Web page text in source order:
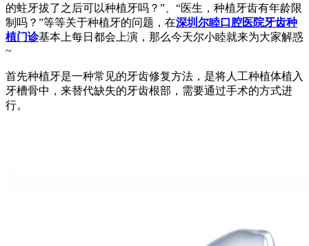
的蛀牙拔了之后可以种植牙吗？”、“医生，种植牙齿有年龄限
制吗？”等等关于种植牙的问题，在深圳尔睦口腔医院牙齿种
植门诊基本上每日都会上演，那么今天尔小睦就来为大家解惑
~
首先种植牙是一种常见的牙齿修复方法，是将人工种植体植入
牙槽骨中，来替代缺失的牙齿根部，需要通过手术的方式进
行。